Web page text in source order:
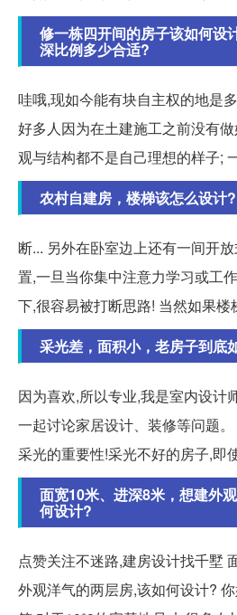
修一栋四开间的房子该如何设
深比例多少合适?
哇哦,现如今能有块自主权的地是
好多人因为在土建施工之前没有
观与结构都不是自己理想的样子;
农村自建房，楼梯该怎么设计?
断... 另外在卧室边上还有一间开
置,一旦当你集中注意力学习或工
下,很容易被打断思路! 当然如果楼
采光差，面积小，老房子到底
因为喜欢,所以专业,我是室内设计
一起讨论家居设计、装修等问题
采光的重要性!采光不好的房子,即
面宽10米、进深8米，想建外
何设计?
点赞关注不迷路,建房设计找千墅
外观洋气的两层房,该如何设计?